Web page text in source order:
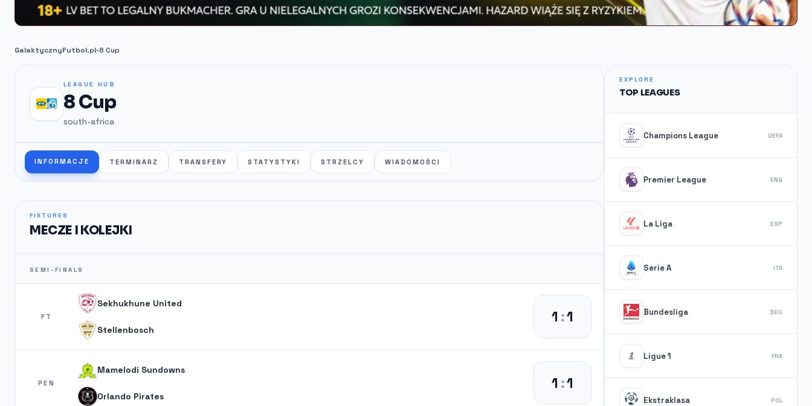
GalaktycznyFutbol.pl•8 Cup
LEAGUE HUB
8 Cup
south-africa
INFORMACJE TERMINARZ TRANSFERY STATYSTYKI STRZELCY WIADOMOŚCI
FIXTURES
MECZE I KOLEJKI
SEMI-FINALS
FT
Sekhukhune United
Stellenbosch
1 :1
PEN
Mamelodi Sundowns
Orlando Pirates
1 :1
EXPLORE
TOP LEAGUES
Champions League UEFA
Premier League ENG
La Liga ESP
Serie A ITA
Bundesliga DEU
Ligue 1 FRA
Ekstraklasa POL